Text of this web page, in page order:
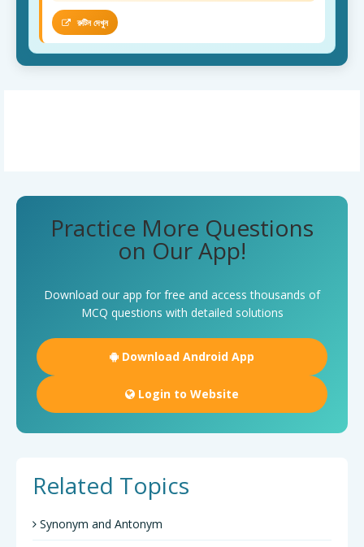
রুটিন দেখুন
Practice More Questions
on Our App!
Download our app for free and access thousands of
MCQ questions with detailed solutions
Download Android App
Login to Website
Related Topics
Synonym and Antonym